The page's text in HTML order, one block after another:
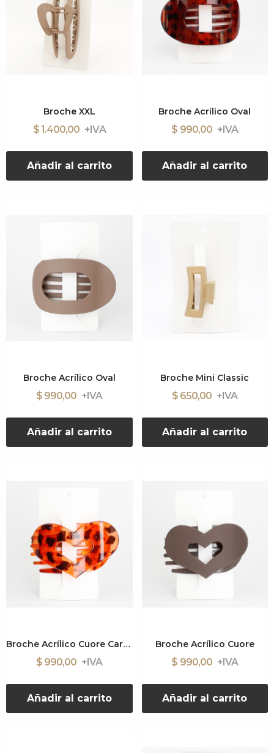
Broche XXL
$ 1.400,00
Añadir al carrito
Broche Acrílico Oval
$ 990,00
Añadir al carrito
Broche Acrílico Oval
$ 990,00
Añadir al carrito
Broche Mini Classic
$ 650,00
Añadir al carrito
Broche Acrílico Cuore Carey
$ 990,00
Añadir al carrito
Broche Acrílico Cuore
$ 990,00
Añadir al carrito